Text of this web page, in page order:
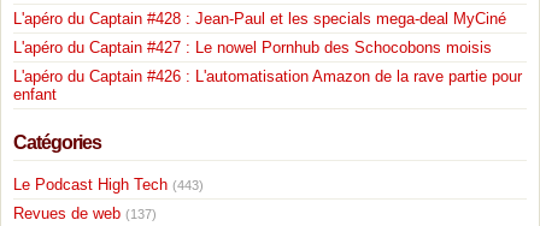
L'apéro du Captain #428 : Jean-Paul et les specials mega-deal MyCiné
L'apéro du Captain #427 : Le nowel Pornhub des Schocobons moisis
L'apéro du Captain #426 : L'automatisation Amazon de la rave partie pour
enfant
Catégories
Le Podcast High Tech (443)
Revues de web (137)